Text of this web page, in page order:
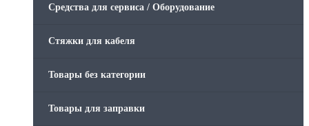
Средства для сервиса / Оборудование
Стяжки для кабеля
Товары без категории
Товары для заправки